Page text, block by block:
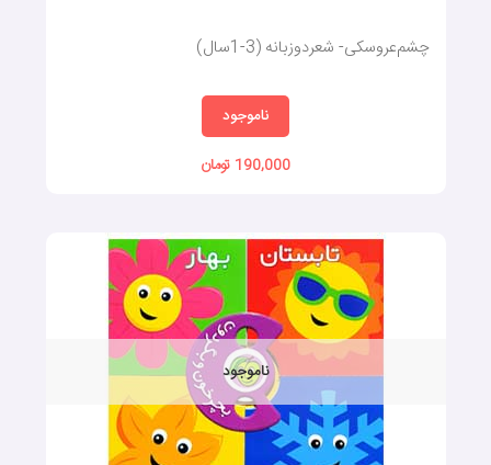
چشم‌عروسکی- شعردوزبانه (3-1سال)
ناموجود
190,000 تومان
ناموجود